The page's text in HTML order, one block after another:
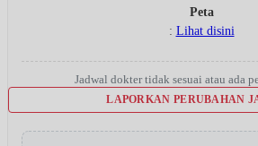
Peta
: Lihat disini
Jadwal dokter tidak sesuai atau ada
LAPORKAN PERUBAHAN